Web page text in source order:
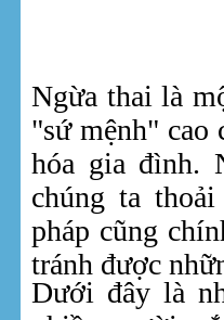
Ngừa thai là
"sứ mệnh" cao
hóa gia đình.
chúng ta
pháp cũng
tránh được
Dưới đây là